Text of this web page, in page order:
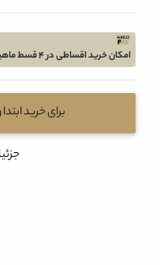
امکان خرید اقساطی در 4 قسط ماهیانه 2386800 تومان بدون سود و چک
برای خرید